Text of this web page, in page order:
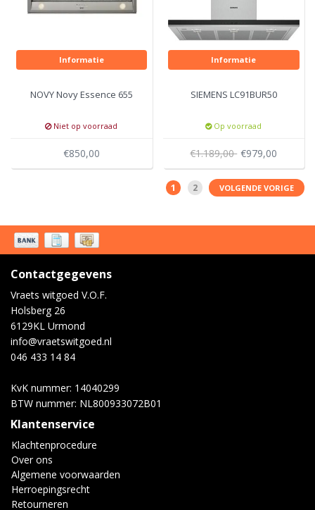
Informatie
NOVY Novy Essence 655
Niet op voorraad
€850,00
Informatie
SIEMENS LC91BUR50
Op voorraad
€1.189,00 €979,00
1 2 VOLGENDE VORIGE
Contactgegevens
Vraets witgoed V.O.F.
Holsberg 26
6129KL Urmond
info@vraetswitgoed.nl
046 433 14 84
KvK nummer: 14040299
BTW nummer: NL800933072B01
Klantenservice
Klachtenprocedure
Over ons
Algemene voorwaarden
Herroepingsrecht
Retourneren